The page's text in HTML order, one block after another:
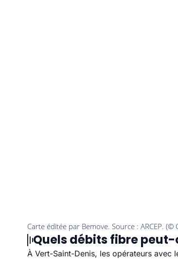
Quels débits fibre
À Vert-Saint-Denis, les opérateurs avec